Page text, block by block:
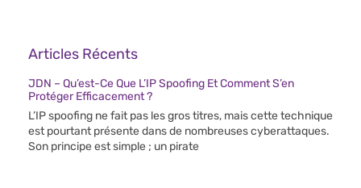
Articles Récents
JDN – Qu’est-Ce Que L’IP Spoofing Et Comment S’en
Protéger Efficacement ?
L’IP spoofing ne fait pas les gros titres, mais cette technique
est pourtant présente dans de nombreuses cyberattaques.
Son principe est simple ; un pirate